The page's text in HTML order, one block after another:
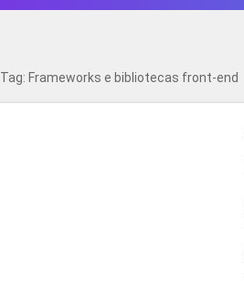
Tag: Frameworks e bibliotecas front-end